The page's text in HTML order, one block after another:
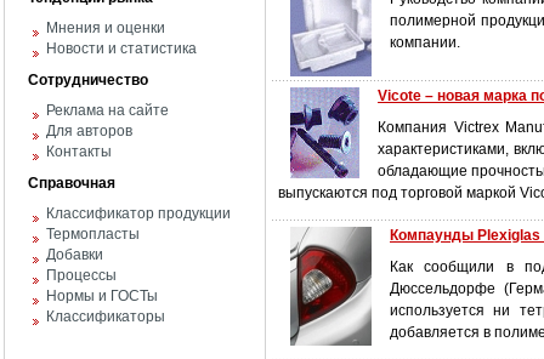
Мнения и оценки
Новости и статистика
Сотрудничество
Реклама на сайте
Для авторов
Контакты
Справочная
Классификатор продукции
Термопласты
Добавки
Процессы
Нормы и ГОСТы
Классификаторы
полимерной
компании.
Vicote – новая марка
Компания Victrex
характеристиками,
обладающие
выпускаются под торговой маркой
Компаунды Plexiglas
Как сообщили в
Дюссельдорфе
используется ни
добавляется в